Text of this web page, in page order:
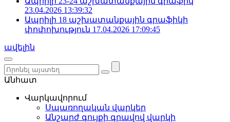
23.04.2026 13:39:32
Ապրիլի 18 աշխատանքային գրաֆիկի
փոփոխություն 17.04.2026 17:09:45
ավելին
Անհատ
Վարկավորում
Սպառողական վարկեր
Անշարժ գույքի գրավով վարկի